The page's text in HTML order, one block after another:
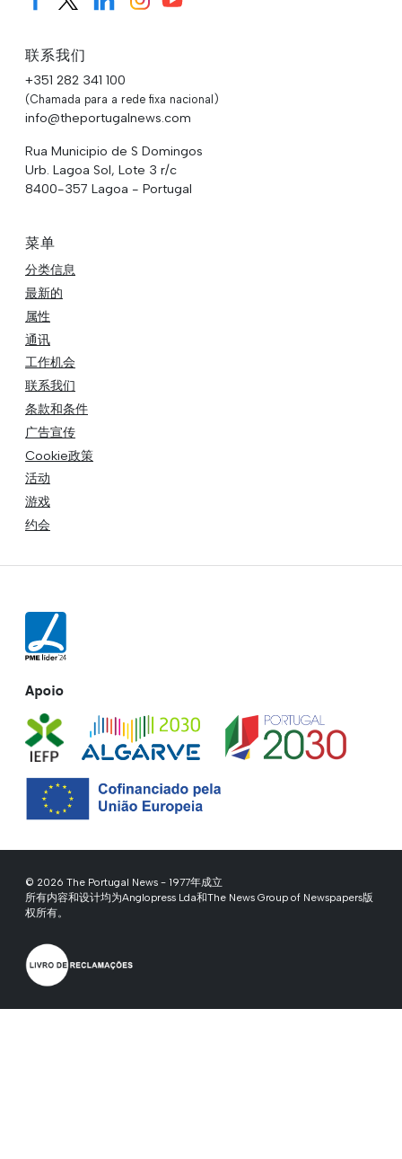
联系我们
+351 282 341 100
(Chamada para a rede fixa nacional)
info@theportugalnews.com
Rua Municipio de S Domingos
Urb. Lagoa Sol, Lote 3 r/c
8400-357 Lagoa - Portugal
菜单
分类信息
最新的
属性
通讯
工作机会
联系我们
条款和条件
广告宣传
Cookie政策
活动
游戏
约会
Apoio
© 2026 The Portugal News - 1977年成立
所有内容和设计均为Anglopress Lda和The News Group of Newspapers版
权所有。